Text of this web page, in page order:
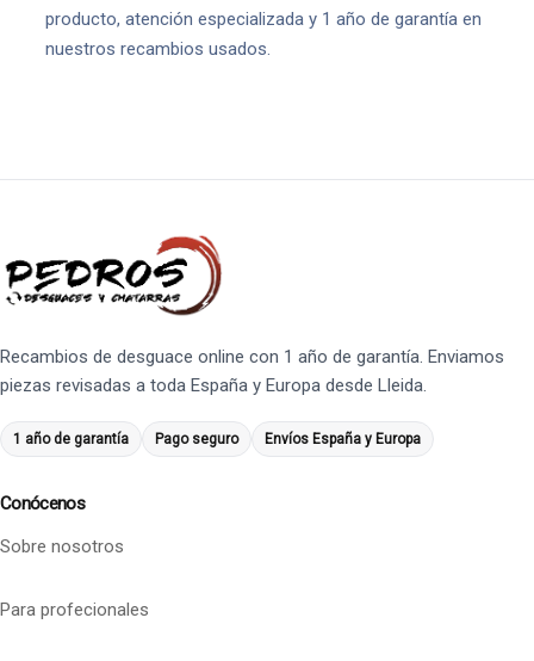
producto, atención especializada y 1 año de garantía en
nuestros recambios usados.
Recambios de desguace online con 1 año de garantía. Enviamos
piezas revisadas a toda España y Europa desde Lleida.
1 año de garantía Pago seguro Envíos España y Europa
Conócenos
Sobre nosotros
Para profecionales